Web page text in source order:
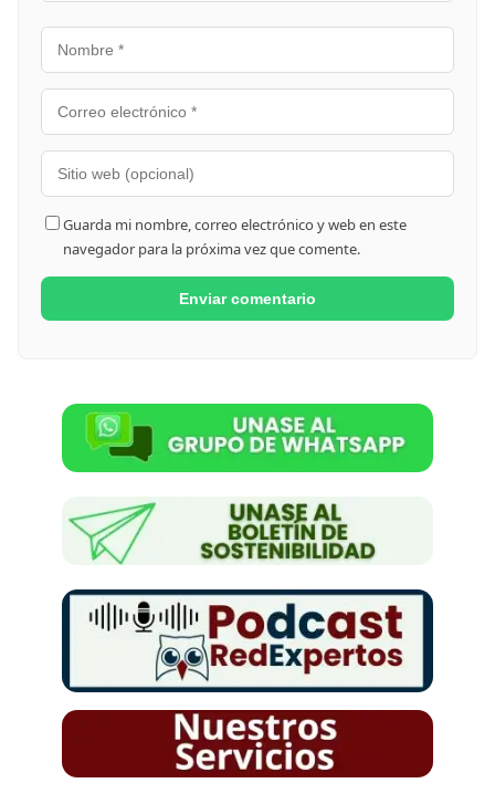
Guarda mi nombre, correo electrónico y web en este
navegador para la próxima vez que comente.